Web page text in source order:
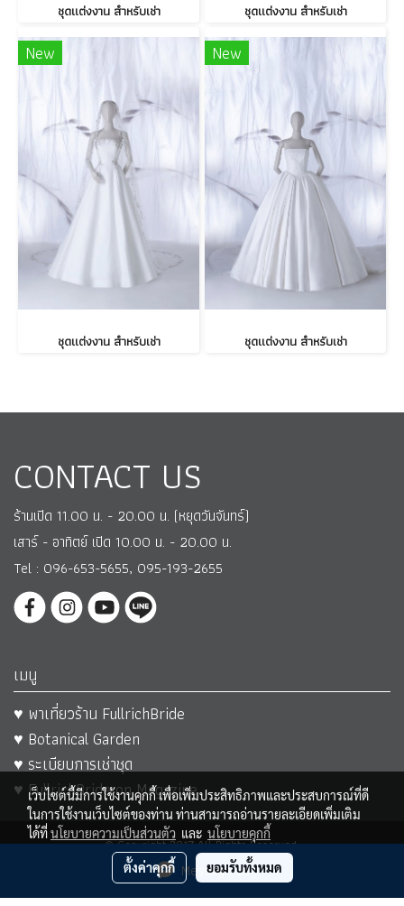
Message Us
ชุดแต่งงาน สำหรับเช่า ชุดแต่งงาน สำหรับเช่า
New
ชุดแต่งงาน สำหรับเช่า
New
ชุดแต่งงาน สำหรับเช่า
CONTACT US
ร้านเปิด 11.00 น. - 20.00 น. (หยุดวันจันทร์)
เสาร์ - อาทิตย์ เปิด 10.00 น. - 20.00 น.
Tel : 096-653-5655, 095-193-2655
เมนู
♥ พาเที่ยวร้าน FullrichBride
♥ Botanical Garden
♥ ระเบียบการเช่าชุด
♥ FullrichBride on Magazine
© Copyright 2017 All Rights Reserved.
เว็บไซต์นี้มีการใช้งานคุกกี้ เพื่อเพิ่มประสิทธิภาพและประสบการณ์ที่ดี
ในการใช้งานเว็บไซต์ของท่าน ท่านสามารถอ่านรายละเอียดเพิ่มเติม
ได้ที่นโยบายความเป็นส่วนตัว และ นโยบายคุกกี้
ตั้งค่าคุกกี้ ยอมรับทั้งหมด